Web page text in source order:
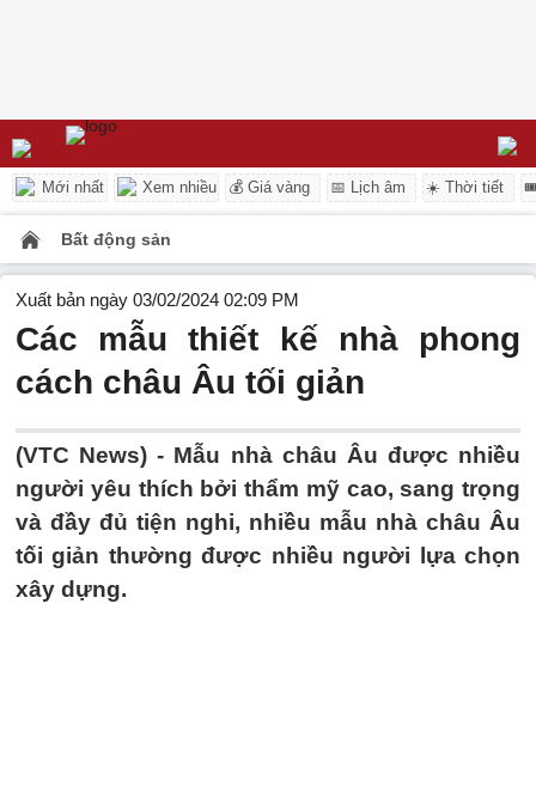
Mới nhất Xem nhiều 💰 Giá vàng 📅 Lịch âm ☀️ Thời tiết
Bất động sản
Xuất bản ngày 03/02/2024 02:09 PM
Các mẫu thiết kế nhà phong
cách châu Âu tối giản
(VTC News) - Mẫu nhà châu Âu được nhiều
người yêu thích bởi thẩm mỹ cao, sang trọng
và đầy đủ tiện nghi, nhiều mẫu nhà châu Âu
tối giản thường được nhiều người lựa chọn
xây dựng.